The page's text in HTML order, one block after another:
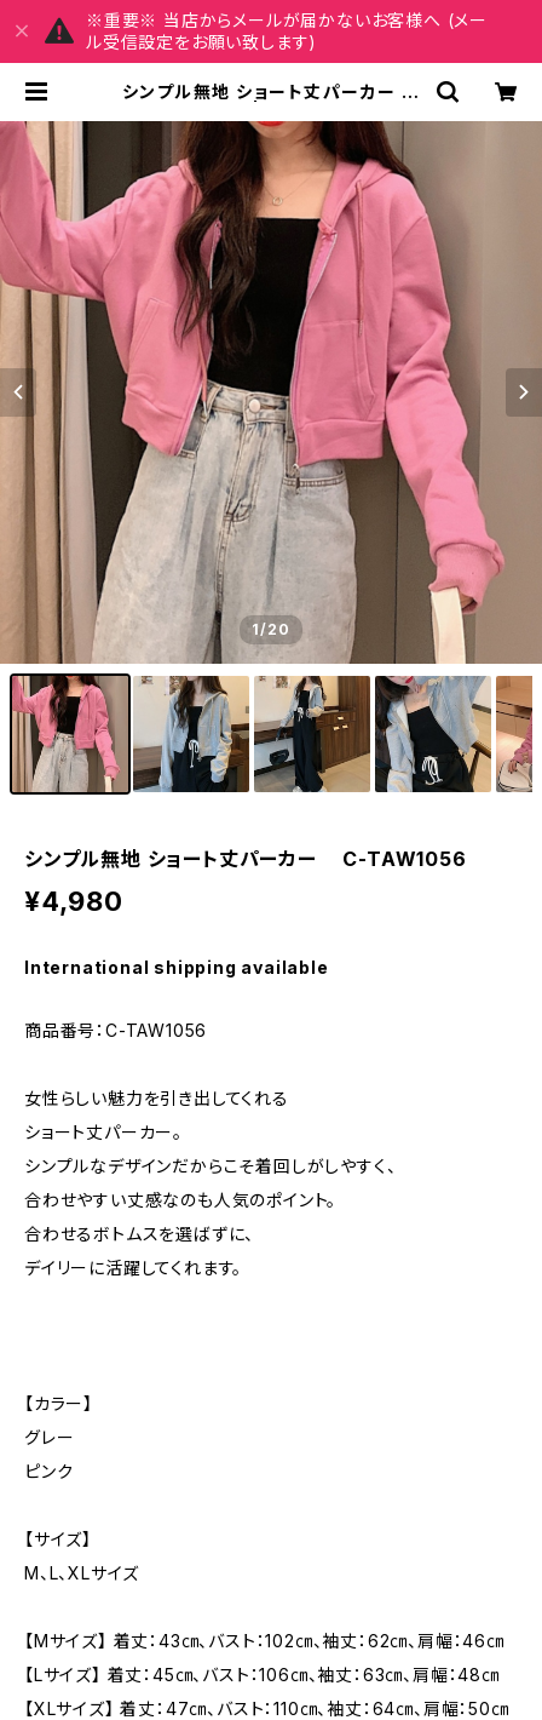
※重要※ 当店からメールが届かないお客様へ (メー
ル受信設定をお願い致します)
シンプル無地 ショート丈パーカー
20代,30代,40代 レディースファッ
ション 通販
1/20
シンプル無地 ショート丈パーカー C-TAW1056
¥4,980
International shipping available
商品番号：C-TAW1056
女性らしい魅力を引き出してくれる
ショート丈パーカー。
シンプルなデザインだからこそ着回しがしやすく、
合わせやすい丈感なのも人気のポイント。
合わせるボトムスを選ばずに、
デイリーに活躍してくれます。
【カラー】
グレー
ピンク
【サイズ】
M、L、XLサイズ
【Mサイズ】 着丈：43㎝、バスト：102㎝、袖丈：62㎝、肩幅：46㎝
【Lサイズ】 着丈：45㎝、バスト：106㎝、袖丈：63㎝、肩幅：48㎝
【XLサイズ】 着丈：47㎝、バスト：110㎝、袖丈：64㎝、肩幅：50㎝